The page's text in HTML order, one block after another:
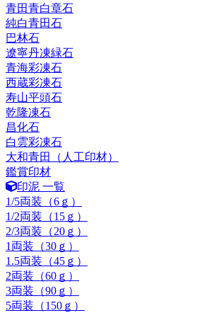
青田青白章石
純白青田石
巴林石
遼寧丹凍緑石
青海彩凍石
西蔵彩凍石
寿山平頭石
乾隆凍石
昌化石
白雲彩凍石
大和青田（人工印材）
鑑賞印材
印泥 一覧
1/5両装（6ｇ）
1/2両装（15ｇ）
2/3両装（20ｇ）
1両装（30ｇ）
1.5両装（45ｇ）
2両装（60ｇ）
3両装（90ｇ）
5両装（150ｇ）